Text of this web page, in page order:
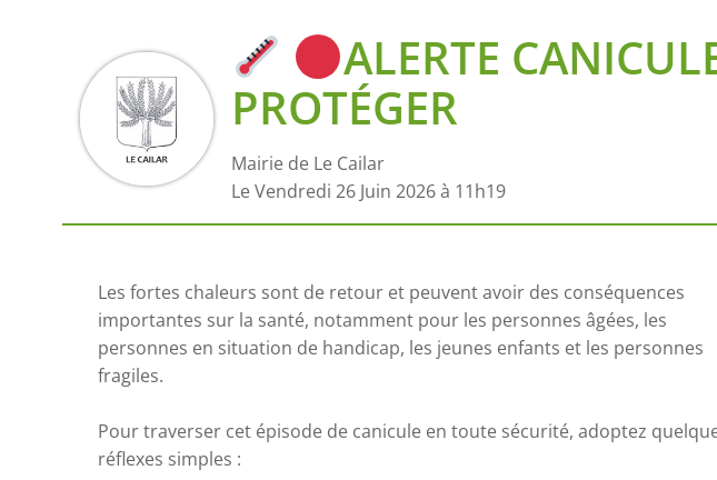
ALERTE
PROTÉGER
Mairie de Le Cailar
Le Vendredi 26 Juin 2026 à 11h19
Les fortes chaleurs sont de retour et peuvent avoir des conséquences
importantes sur la santé, notamment pour les personnes âgées, les
personnes en situation de handicap, les jeunes enfants et les personnes
fragiles.
Pour traverser cet épisode de canicule en toute sécurité, adoptez
réflexes simples :